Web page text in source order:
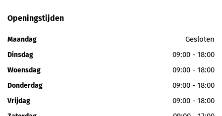
Openingstijden
Maandag Gesloten
Dinsdag 09:00 - 18:00
Woensdag 09:00 - 18:00
Donderdag 09:00 - 18:00
Vrijdag 09:00 - 18:00